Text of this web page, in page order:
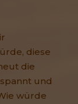
diese
die
und
würde